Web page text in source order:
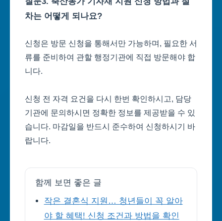
차는 어떻게 되나요?
신청은 방문 신청을 통해서만 가능하며, 필요한 서
류를 준비하여 관할 행정기관에 직접 방문해야 합
니다.
신청 전 자격 요건을 다시 한번 확인하시고, 담당
기관에 문의하시면 정확한 정보를 제공받을 수 있
습니다. 마감일을 반드시 준수하여 신청하시기 바
랍니다.
함께 보면 좋은 글
작은 결혼식 지원… 청년들이 꼭 알아
야 할 혜택! 신청 조건과 방법을 확인